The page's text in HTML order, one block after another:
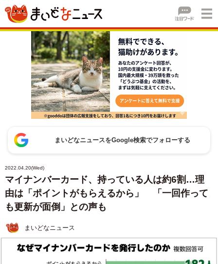
まいどなニュースをGoogle検索でフォローする
2022.04.20(Wed)
マイナンバーカード、持っている人は約6割…理
由は「ポイントがもらえるから」 「一回作って
も更新が面倒」との声も
まいどなニュース